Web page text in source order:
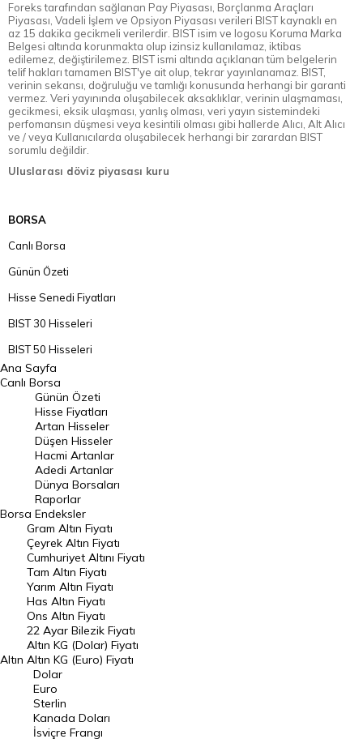
Foreks tarafından sağlanan Pay Piyasası, Borçlanma Araçları
Piyasası, Vadeli İşlem ve Opsiyon Piyasası verileri BIST kaynaklı en
az 15 dakika gecikmeli verilerdir. BIST isim ve logosu Koruma Marka
Belgesi altında korunmakta olup izinsiz kullanılamaz, iktibas
edilemez, değiştirilemez. BIST ismi altında açıklanan tüm belgelerin
telif hakları tamamen BIST'ye ait olup, tekrar yayınlanamaz. BIST,
verinin sekansı, doğruluğu ve tamlığı konusunda herhangi bir garanti
vermez. Veri yayınında oluşabilecek aksaklıklar, verinin ulaşmaması,
gecikmesi, eksik ulaşması, yanlış olması, veri yayın sistemindeki
perfomansın düşmesi veya kesintili olması gibi hallerde Alıcı, Alt Alıcı
ve / veya Kullanıcılarda oluşabilecek herhangi bir zarardan BIST
sorumlu değildir.
Uluslarası döviz piyasası kuru
BORSA
Canlı Borsa
Günün Özeti
Hisse Senedi Fiyatları
BIST 30 Hisseleri
BIST 50 Hisseleri
BIST 100 Hisseleri
En Çok Artan Hisseler
En Çok Düşen Hisseler
Hacmi Artanlar
Geçmiş Kapanışlar
Dünya Borsaları
Raporlar
Endeksler
DÖVİZ
Döviz Kuru
Dolar Kuru
Euro Kuru
Pound Kuru
Frank Kuru
Ana Sayfa
Canlı Borsa
Borsa
Günün Özeti
Hisse Fiyatları
Artan Hisseler
Düşen Hisseler
Hacmi Artanlar
Adedi Artanlar
Dünya Borsaları
Raporlar
Endeksler
Altın
Gram Altın Fiyatı
Çeyrek Altın Fiyatı
Cumhuriyet Altını Fiyatı
Tam Altın Fiyatı
Yarım Altın Fiyatı
Has Altın Fiyatı
Ons Altın Fiyatı
22 Ayar Bilezik Fiyatı
Altın KG (Dolar) Fiyatı
Altın KG (Euro) Fiyatı
Dolar
Euro
Sterlin
Kanada Doları
İsviçre Frangı